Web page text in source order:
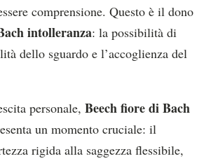
comprensione. Questo è il dono
intolleranza: la possibilità di
dello sguardo e l’accoglienza del
personale, Beech fiore di Bach
un momento cruciale: il
rigida alla saggezza flessibile,